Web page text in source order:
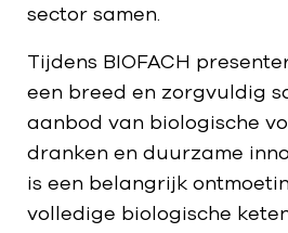
sector samen.
Tijdens BIOFACH
een breed en zorgvuldig
aanbod van biologische
dranken en duurzame
is een belangrijk
volledige biologische